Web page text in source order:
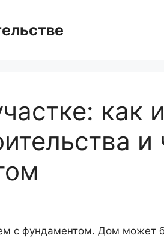
как
и
с фундаментом. Дом может